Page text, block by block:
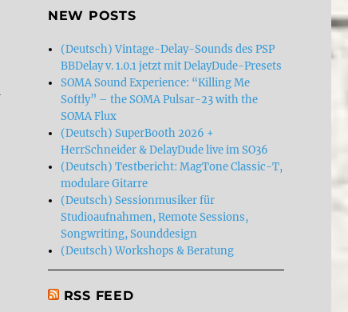
NEW POSTS
(Deutsch) Vintage-Delay-Sounds des PSP
BBDelay v. 1.0.1 jetzt mit DelayDude-Presets
SOMA Sound Experience: “Killing Me
Softly” – the SOMA Pulsar-23 with the
SOMA Flux
(Deutsch) SuperBooth 2026 +
HerrSchneider & DelayDude live im SO36
(Deutsch) Testbericht: MagTone Classic-T,
modulare Gitarre
(Deutsch) Sessionmusiker für
Studioaufnahmen, Remote Sessions,
Songwriting, Sounddesign
(Deutsch) Workshops & Beratung
RSS FEED